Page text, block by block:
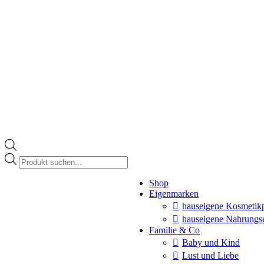
Products
search
Shop
Eigenmarken
hauseigene
hauseigene
Familie & Co
Baby und Kind
Lust und Liebe